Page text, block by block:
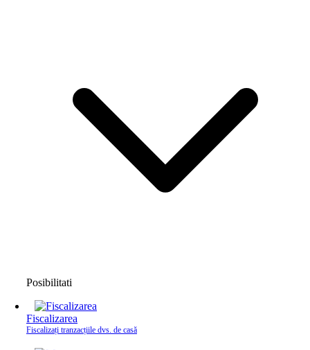
Posibilitati
Fiscalizarea
Fiscalizați tranzacțiile dvs. de casă